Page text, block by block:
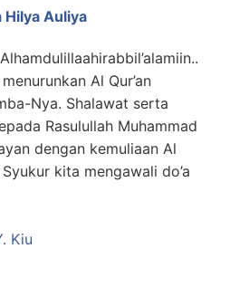
Hilya Auliya
Al Qur’an
Nya. Shalawat serta
Rasulullah Muhammad
dengan kemuliaan Al
kita mengawali do’a